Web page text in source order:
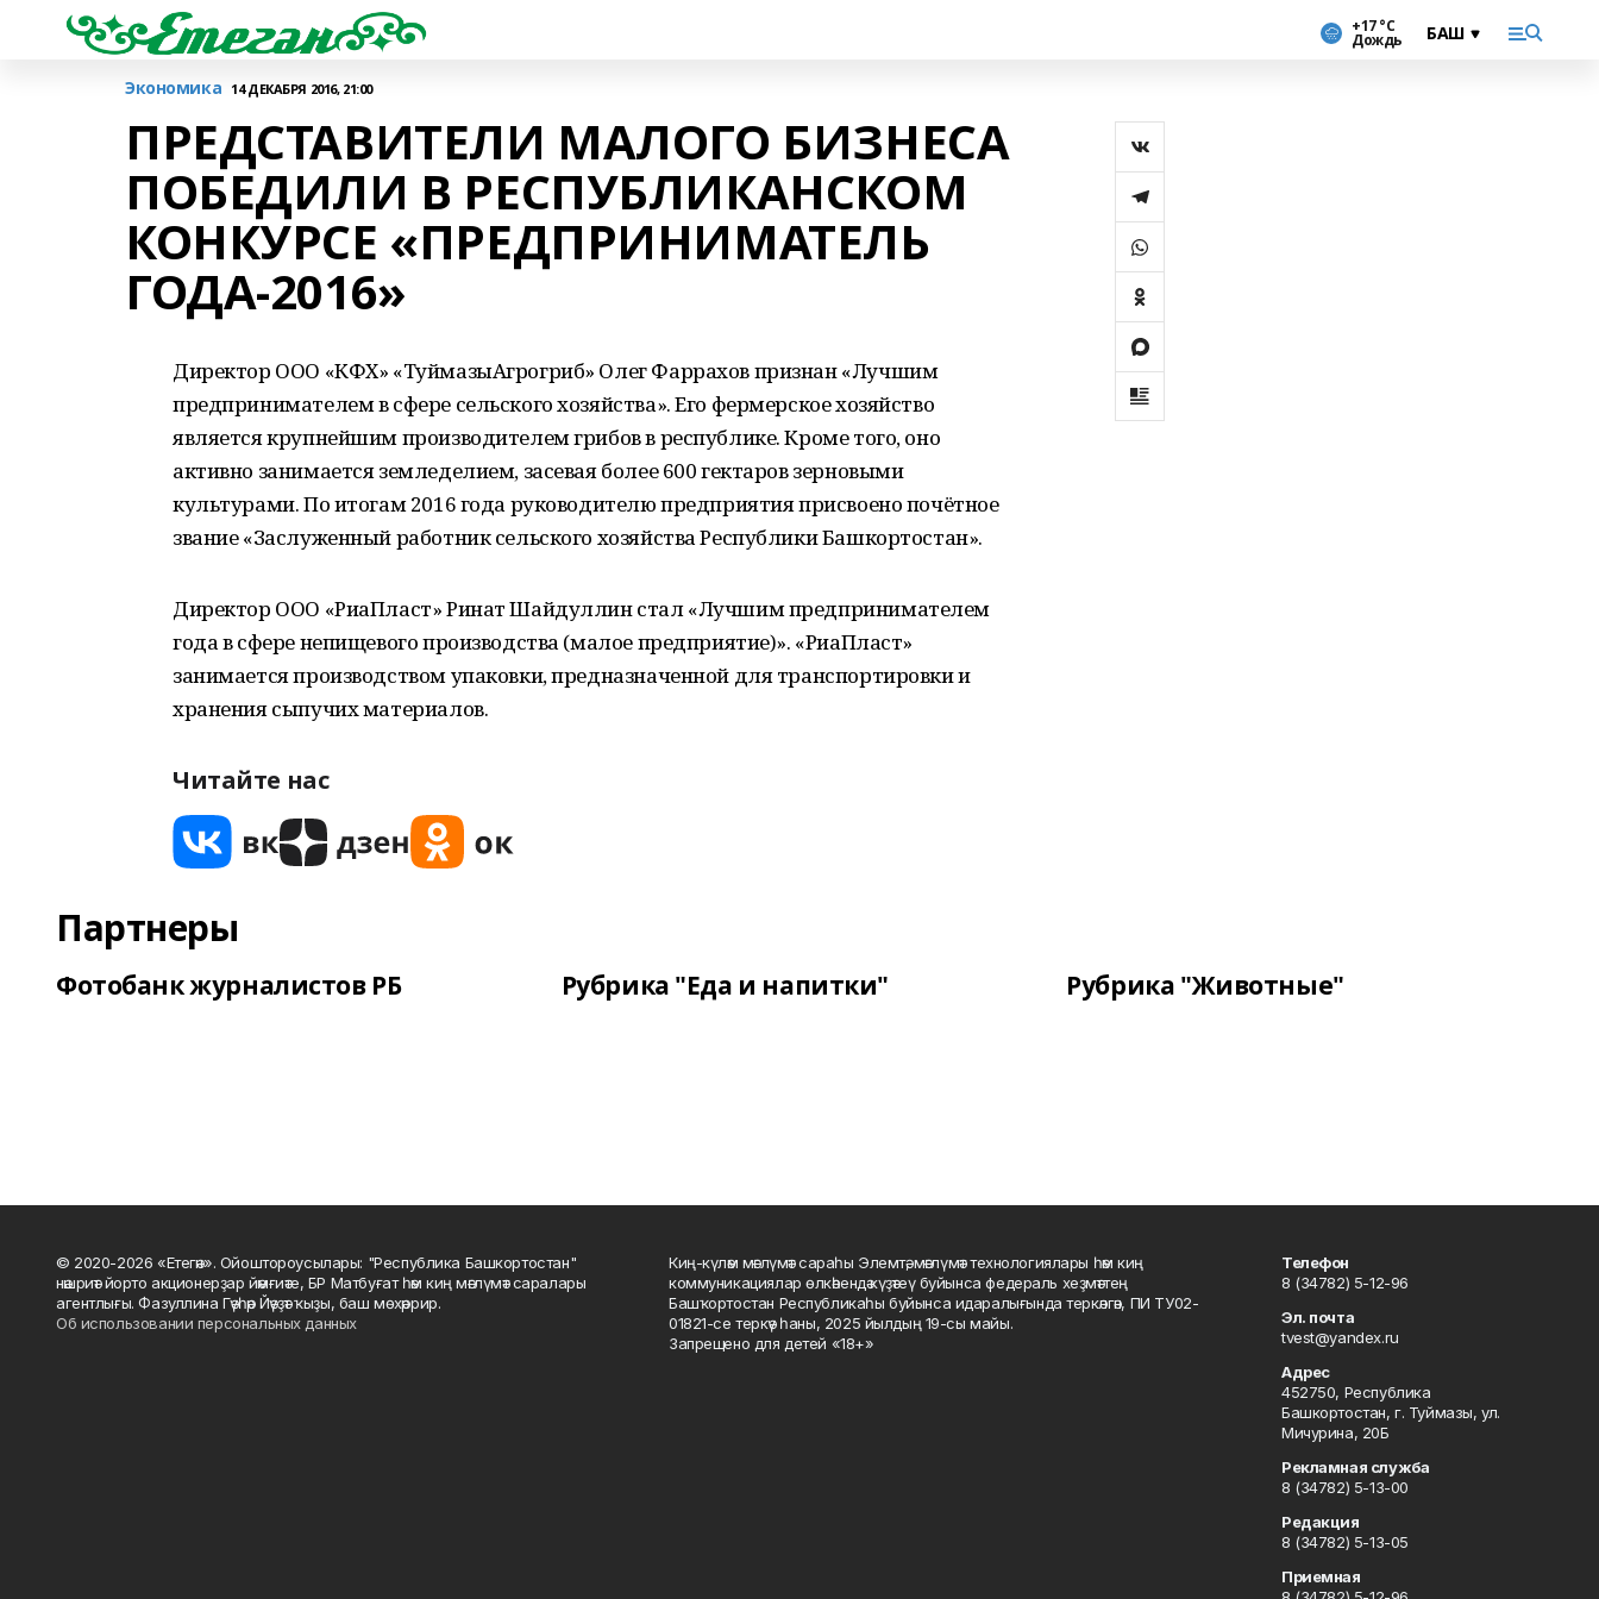
+17 °С
Дождь
Экономика 14 ДЕКАБРЯ 2016, 21:00
ПРЕДСТАВИТЕЛИ МАЛОГО БИЗНЕСА
ПОБЕДИЛИ В РЕСПУБЛИКАНСКОМ
КОНКУРСЕ «ПРЕДПРИНИМАТЕЛЬ
ГОДА-2016»
Директор ООО «КФХ» «ТуймазыАгрогриб» Олег Фаррахов признан «Лучшим
предпринимателем в сфере сельского хозяйства». Его фермерское хозяйство
является крупнейшим производителем грибов в республике. Кроме того, оно
активно занимается земледелием, засевая более 600 гектаров зерновыми
культурами. По итогам 2016 года руководителю предприятия присвоено почётное
звание «Заслуженный работник сельского хозяйства Республики Башкортостан».
Директор ООО «РиаПласт» Ринат Шайдуллин стал «Лучшим предпринимателем
года в сфере непищевого производства (малое предприятие)». «РиаПласт»
занимается производством упаковки, предназначенной для транспортировки и
хранения сыпучих материалов.
Читайте нас
Партнеры
Фотобанк журналистов РБ Рубрика "Еда и напитки" Рубрика "Животные"
© 2020-2026 «Етегән». Ойоштороусылары: "Республика Башкортостан"
нәшриәт йорто акционерҙар йәмғиәте, БР Матбуғат һәм киң мәғлүмәт саралары
агентлығы. Фазуллина Гәүһәр Йәүҙәт ҡыҙы, баш мөхәррир.
Об использовании персональных данных
Киң-күләм мәғлүмәт сараһы Элемтә, мәғлүмәт технологиялары һәм киң
коммуникациялар өлкәһендә күҙәтеү буйынса федераль хеҙмәттең
Башҡортостан Республикаһы буйынса идаралығында теркәлгән, ПИ ТУ02-
01821-се теркәү һаны, 2025 йылдың 19-сы майы.
Запрещено для детей «18+»
Телефон
8 (34782) 5-12-96
Эл. почта
tvest@yandex.ru
Адрес
452750, Республика
Башкортостан, г. Туймазы, ул.
Мичурина, 20Б
Рекламная служба
8 (34782) 5-13-00
Редакция
8 (34782) 5-13-05
Приемная